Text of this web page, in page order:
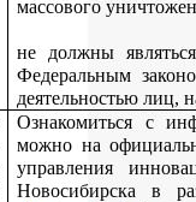
массового
не должны
Федеральным
деятельностью лиц,
Ознакомиться с
можно на
управления
Новосибирска в